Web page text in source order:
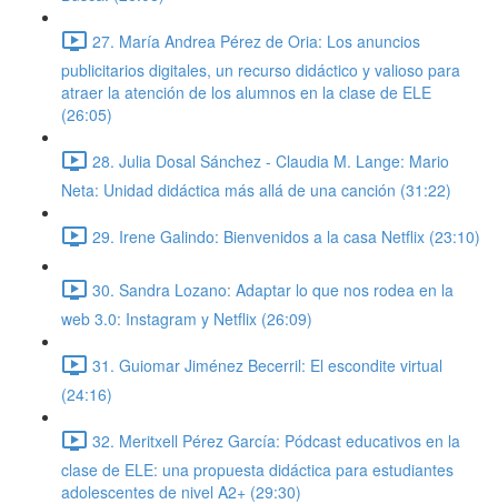
27. María Andrea Pérez de Oria: Los anuncios
publicitarios digitales, un recurso didáctico y valioso para
atraer la atención de los alumnos en la clase de ELE
(26:05)
28. Julia Dosal Sánchez - Claudia M. Lange: Mario
Neta: Unidad didáctica más allá de una canción (31:22)
29. Irene Galindo: Bienvenidos a la casa Netflix (23:10)
30. Sandra Lozano: Adaptar lo que nos rodea en la
web 3.0: Instagram y Netflix (26:09)
31. Guiomar Jiménez Becerril: El escondite virtual
(24:16)
32. Meritxell Pérez García: Pódcast educativos en la
clase de ELE: una propuesta didáctica para estudiantes
adolescentes de nivel A2+ (29:30)